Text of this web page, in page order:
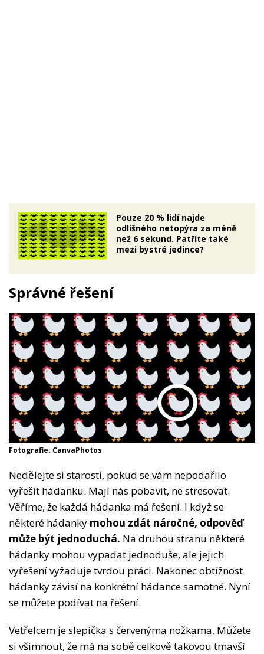
Pouze 20 % lidí najde
odlišného netopýra za méně
než 6 sekund. Patříte také
mezi bystré jedince?
Správné řešení
Fotografie: CanvaPhotos
Nedělejte si starosti, pokud se vám nepodařilo
vyřešit hádanku. Mají nás pobavit, ne stresovat.
Věříme, že každá hádanka má řešení. I když se
některé hádanky mohou zdát náročné, odpověď
může být jednoduchá. Na druhou stranu některé
hádanky mohou vypadat jednoduše, ale jejich
vyřešení vyžaduje tvrdou práci. Nakonec obtížnost
hádanky závisí na konkrétní hádance samotné. Nyní
se můžete podívat na řešení.
Vetřelcem je slepička s červenýma nožkama. Můžete
si všimnout, že má na sobě celkově takovou tmavší